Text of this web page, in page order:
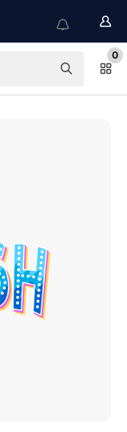
0